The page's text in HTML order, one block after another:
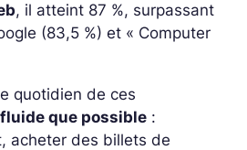
, il atteint 87 %, surpassant
(83,5 %) et « Computer
quotidien de ces
que possible :
acheter des billets de